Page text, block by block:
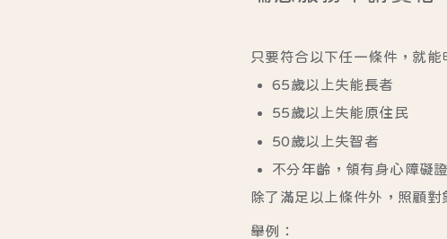
只要符合以下任一條件，就能
65歲以上失能長者
55歲以上失能原住民
50歲以上失智者
不分年齡，領有身心障礙
除了滿足以上條件外，照顧
舉例：